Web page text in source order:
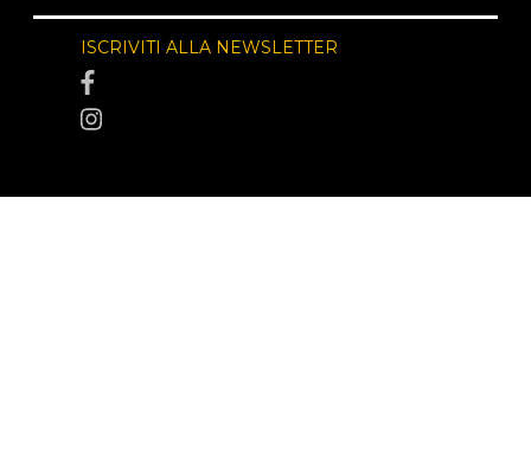
ISCRIVITI ALLA NEWSLETTER